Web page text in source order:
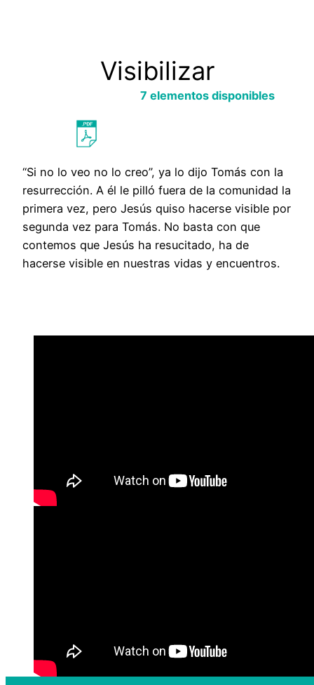
Visibilizar
7 elementos disponibles
“Si no lo veo no lo creo”, ya lo dijo Tomás con la
resurrección. A él le pilló fuera de la comunidad la
primera vez, pero Jesús quiso hacerse visible por
segunda vez para Tomás. No basta con que
contemos que Jesús ha resucitado, ha de
hacerse visible en nuestras vidas y encuentros.